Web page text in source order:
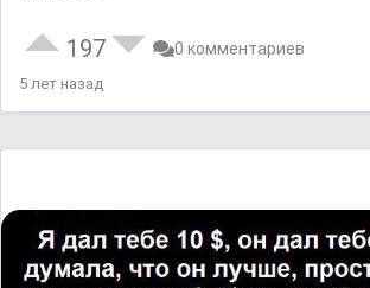
197 0 комментариев
5 лет назад